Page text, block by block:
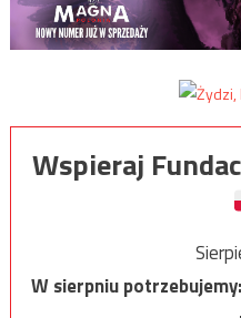
Wspieraj
W sierpniu potrzebujemy: